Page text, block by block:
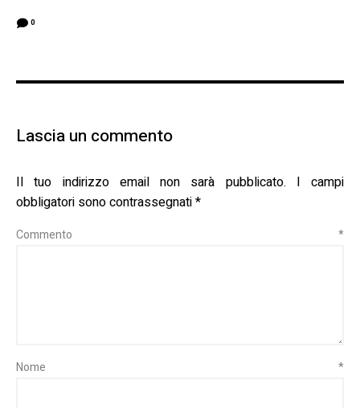
0
Lascia un commento
Il tuo indirizzo email non sarà pubblicato.
I campi
obbligatori sono contrassegnati*
Commento *
Nome *